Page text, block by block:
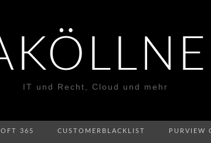
IT und Recht, Cloud und mehr
365 CUSTOMERBLACKLIST PURVIEW